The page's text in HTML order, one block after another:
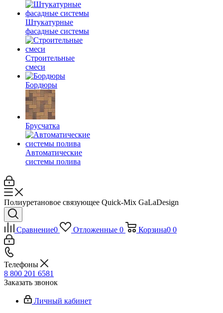
Штукатурные
фасадные системы
Строительные
смеси
Бордюры
Брусчатка
Автоматические
системы полива
Полиуретановое связующее Quick-Mix GaLaDesign
Сравнение0 Отложенные 0 Корзина0 0
Телефоны
8 800 201 6581
Заказать звонок
Личный кабинет